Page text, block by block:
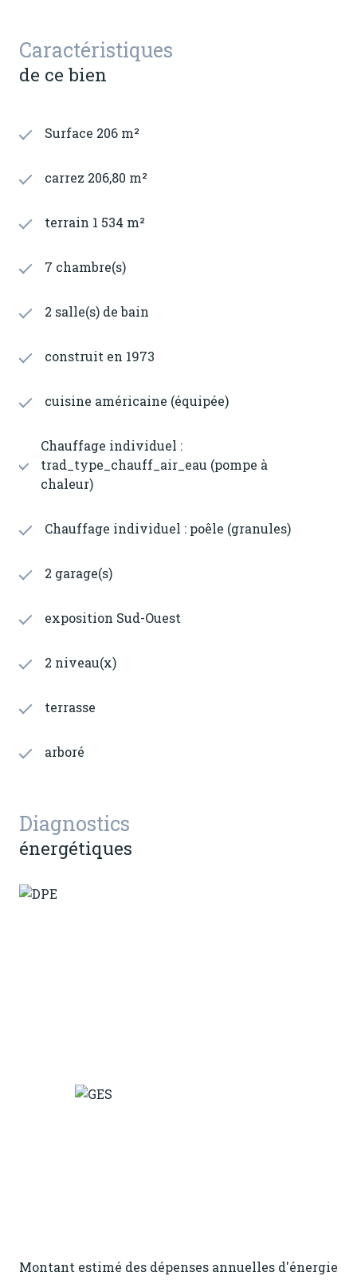
Caractéristiques
de ce bien
Surface 206 m²
carrez 206,80 m²
terrain 1 534 m²
7 chambre(s)
2 salle(s) de bain
construit en 1973
cuisine américaine (équipée)
Chauffage individuel :
trad_type_chauff_air_eau (pompe à
chaleur)
Chauffage individuel : poêle (granules)
2 garage(s)
exposition Sud-Ouest
2 niveau(x)
terrasse
arboré
Diagnostics
énergétiques
Montant estimé des dépenses annuelles d'énergie